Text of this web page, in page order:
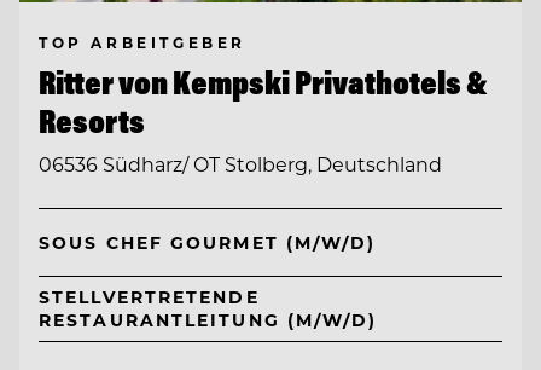
TOP ARBEITGEBER
Ritter von Kempski Privathotels &
Resorts
06536 Südharz/ OT Stolberg, Deutschland
SOUS CHEF GOURMET (M/W/D)
STELLVERTRETENDE
RESTAURANTLEITUNG (M/W/D)